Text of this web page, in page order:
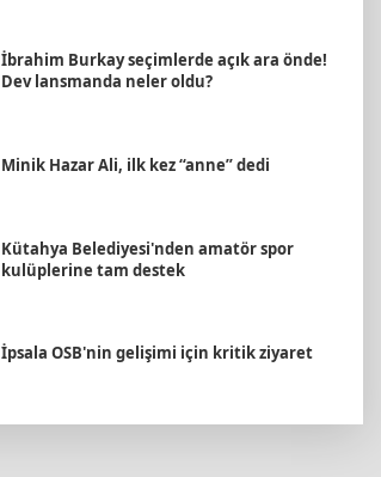
İbrahim Burkay seçimlerde açık ara önde!
Dev lansmanda neler oldu?
Minik Hazar Ali, ilk kez “anne” dedi
Kütahya Belediyesi'nden amatör spor
kulüplerine tam destek
İpsala OSB'nin gelişimi için kritik ziyaret